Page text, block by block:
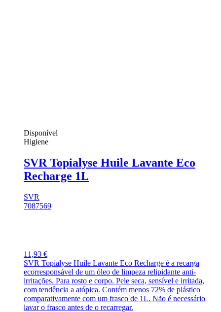
Disponível
Higiene
SVR Topialyse Huile Lavante Eco
Recharge 1L
SVR
7087569
11,93 €
SVR Topialyse Huile Lavante Eco Recharge é a recarga
ecorresponsável de um óleo de limpeza relipidante anti-
irritações. Para rosto e corpo. Pele seca, sensível e irritada,
com tendência a atópica. Contém menos 72% de plástico
comparativamente com um frasco de 1L. Não é necessário
lavar o frasco antes de o recarregar.